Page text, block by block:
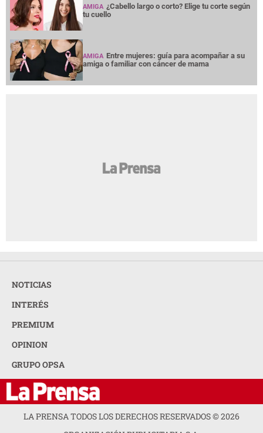
AMIGA ¿Cabello largo o corto? Elige tu corte según
tu cuello
AMIGA Entre mujeres: guía para acompañar a su
amiga o familiar con cáncer de mama
NOTICIAS
INTERÉS
PREMIUM
OPINION
GRUPO OPSA
LA PRENSA TODOS LOS DERECHOS RESERVADOS ©2026